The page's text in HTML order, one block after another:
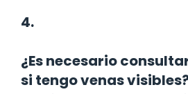
4.
¿Es necesario
si tengo venas